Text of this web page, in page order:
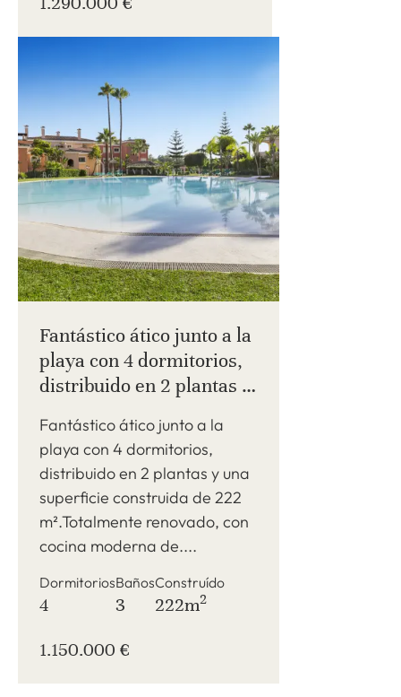
Fantástico ático junto a la
playa con 4 dormitorios,
distribuido en 2 plantas y
de 222 m².
Fantástico ático junto a la
playa con 4 dormitorios,
distribuido en 2 plantas y una
superficie construida de 222
m².Totalmente renovado, con
cocina moderna de....
Dormitorios
4
Baños
3
Construído
222m2
1.150.000 €